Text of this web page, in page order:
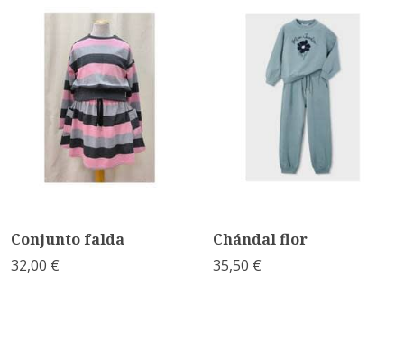
Conjunto falda
32,00 €
Chándal flor
35,50 €